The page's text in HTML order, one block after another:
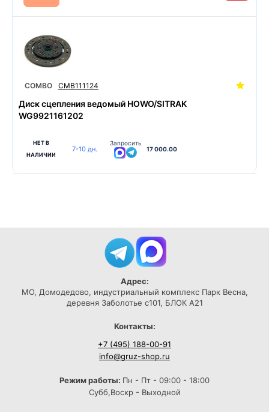
COMBO CMB111124
Диск сцепления ведомый HOWO/SITRAK
WG9921161202
НЕТ В
НАЛИЧИИ
7-10 дн.
Запросить
17 000.00
Адрес:
МО, Домодедово, индустриальный комплекс Парк Весна,
деревня Заболотье с101, БЛОК А21
Контакты:
+7 (495) 188-00-91
info@gruz-shop.ru
Режим работы: Пн - Пт - 09:00 - 18:00
Субб,Воскр - Выходной